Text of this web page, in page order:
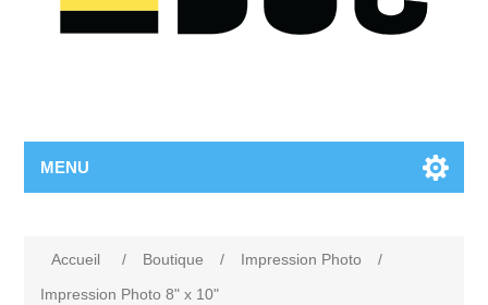
MENU
Accueil / Boutique / Impression Photo
/
Impression Photo 8" x 10"